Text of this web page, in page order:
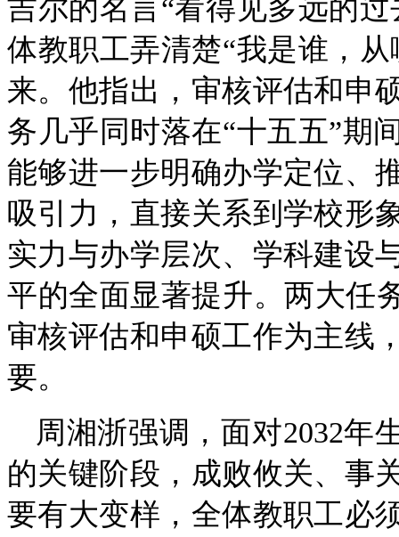
吉尔的名言“看得见多远的
体教职工弄清楚“我是谁，
来。他指出，审核评估和申
务几乎同时落在“十五五”期
能够进一步明确办学定位、
吸引力，直接关系到学校形
实力与办学层次、学科建设
平的全面显著提升。两大任
审核评估和申硕工作为主线
要。
周湘浙强调，面对2032年
的关键阶段，成败攸关、事
要有大变样，全体教职工必